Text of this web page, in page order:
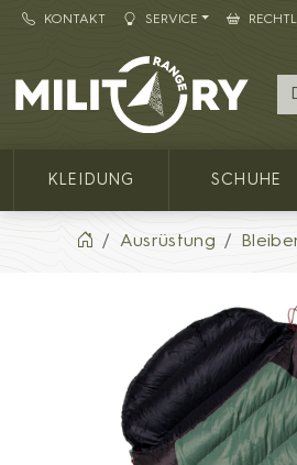
KONTAKT SERVICE
Army shop
KLEIDUNG SCHUHE
Ausrüstung